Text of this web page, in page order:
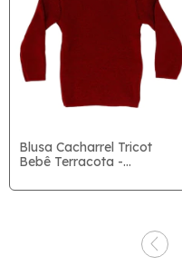
Blusa Cacharrel Tricot
Bebê Terracota -